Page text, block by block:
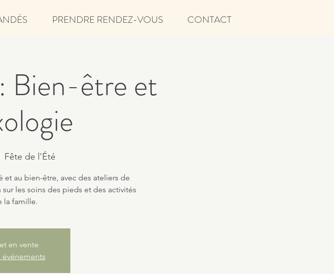
PRENDRE RENDEZ-VOUS CONTACT
Bien-être et
Fête de l'Été
et au bien-être, avec des ateliers de
les soins des pieds et des activités
la famille.
en vente
événements